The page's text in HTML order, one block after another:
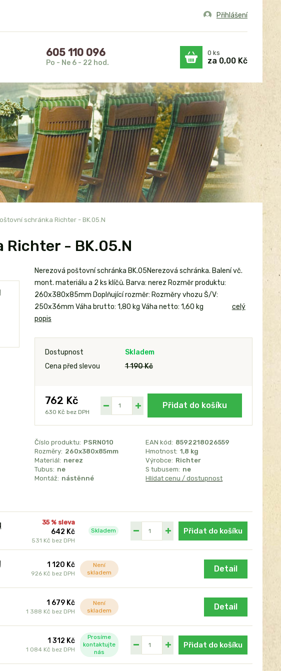
Přihlášení
605 110 096
Po - Ne 6 - 22 hod.
0 ks
za 0,00 Kč
schránka Richter - BK.05.N
Richter - BK.05.N
Nerezová poštovní schránka BK.05Nerezová schránka. Balení vč.
mont. materiálu a 2 ks klíčů. Barva: nerez Rozměr produktu:
260x380x85mm Doplňující rozměr: Rozměry vhozu Š/V:
250x36mm Váha brutto: 1,80 kg Váha netto: 1,60 kg celý
popis
Dostupnost
Skladem
Cena před slevou
1 190 Kč
762 Kč
630 Kč bez DPH
Přidat do košíku
Číslo produktu: PSRN010 EAN kód: 8592218026559
Rozměry: 260x380x85mm Hmotnost: 1,8 kg
Materiál: nerez Výrobce: Richter
Tubus: ne S tubusem: ne
Montáž: nástěnné Hlídat cenu / dostupnost
35 % sleva
642 Kč
531 Kč bez DPH
Skladem Přidat do košíku
1 120 Kč
926 Kč bez DPH
Není
skladem
Detail
1 679 Kč
1 388 Kč bez DPH
Není
skladem
Detail
1 312 Kč
1 084 Kč bez DPH
Prosíme
kontaktujte
nás
Přidat do košíku